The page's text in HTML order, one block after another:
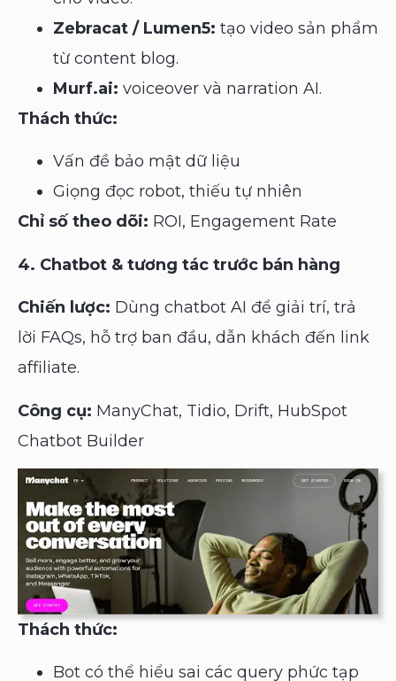
Zebracat / Lumen5: tạo video sản phẩm
từ content blog.
Murf.ai: voiceover và narration AI.
Thách thức:
Vấn đề bảo mật dữ liệu
Giọng đọc robot, thiếu tự nhiên
Chỉ số theo dõi: ROI, Engagement Rate
4. Chatbot & tương tác trước bán hàng
Chiến lược: Dùng chatbot AI để giải trí, trả
lời FAQs, hỗ trợ ban đầu, dẫn khách đến link
affiliate.
Công cụ: ManyChat, Tidio, Drift, HubSpot
Chatbot Builder
Thách thức:
Bot có thể hiểu sai các query phức tạp